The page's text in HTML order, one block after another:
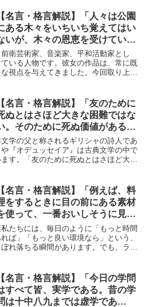
【名言・格言解説】「人々は公園
ある木々をいちいち覚えてはい
いが、木々の恩恵を受けている
のです。そしてある意味、アーテ
ストは公園の木々のようなもの
のです。」by オノ・ヨーコ の
衛芸術家、音楽家、平和活動家とし
いる人物です。彼女の作品は、常に既
視点を与えてきました。今回取り上げ
【名言・格言解説】「友のために
ぬとはさほど大きな困難ではな
。そのために死ぬ価値があるほ
の友をみつけるよりは。」by
メーロスの深い意味と得られる
訓
学の父と称されるギリシャの詩人であ
『オデュッセイア』は古典文学の中で
す。「友のために死ぬとはさほど大き
【名言・格言解説】「例えば、料
をするときに目の前にある素材
使って、一番おいしそうに見え
実際食べてもおいしいものに仕
げていく楽しさに似ていると思
ます。私の場合は下馬評が低い
克幸の深い意味と得られる教訓
たちには、毎日のように「もっと時間
ば」「もっと良い環境なら」という、
れ落ちる瞬間があります。でも、ラグ
【名言・格言解説】「今日の学問
すべて皆、実学である。昔の学
は十中八九までは虚学であ